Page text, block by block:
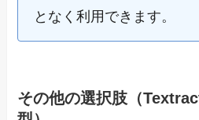
となく利用できます。
その他の選択肢（